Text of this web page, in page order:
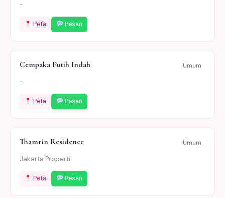
-
Peta Pesan
Cempaka Putih Indah Umum
-
Peta Pesan
Thamrin Residence Umum
Jakarta Properti
Peta Pesan